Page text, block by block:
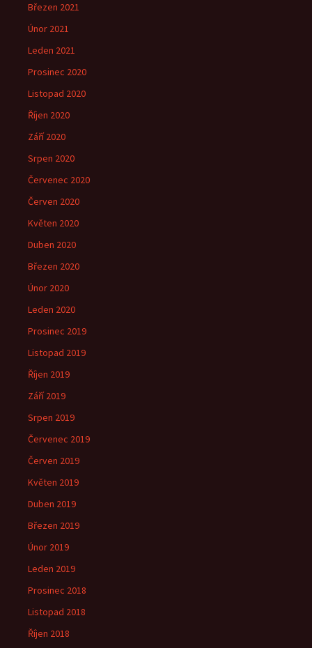
Březen 2021
Únor 2021
Leden 2021
Prosinec 2020
Listopad 2020
Říjen 2020
Září 2020
Srpen 2020
Červenec 2020
Červen 2020
Květen 2020
Duben 2020
Březen 2020
Únor 2020
Leden 2020
Prosinec 2019
Listopad 2019
Říjen 2019
Září 2019
Srpen 2019
Červenec 2019
Červen 2019
Květen 2019
Duben 2019
Březen 2019
Únor 2019
Leden 2019
Prosinec 2018
Listopad 2018
Říjen 2018